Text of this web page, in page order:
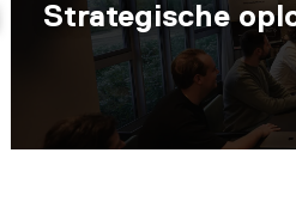
Strategische